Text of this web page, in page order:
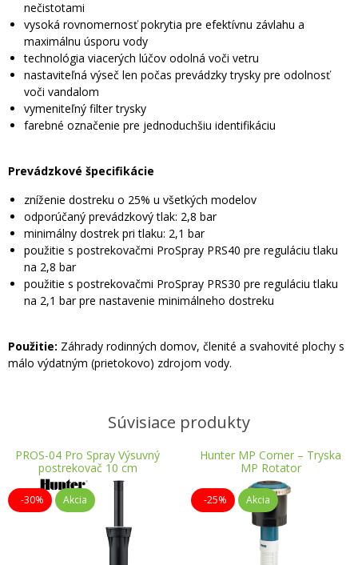
nečistotami
vysoká rovnomernosť pokrytia pre efektívnu závlahu a
maximálnu úsporu vody
technológia viacerých lúčov odolná voči vetru
nastaviteľná výseč len počas prevádzky trysky pre odolnosť
voči vandalom
vymeniteľný filter trysky
farebné označenie pre jednoduchšiu identifikáciu
Prevádzkové špecifikácie
zníženie dostreku o 25% u všetkých modelov
odporúčaný prevádzkový tlak: 2,8 bar
minimálny dostrek pri tlaku: 2,1 bar
použitie s postrekovačmi ProSpray PRS40 pre reguláciu tlaku
na 2,8 bar
použitie s postrekovačmi ProSpray PRS30 pre reguláciu tlaku
na 2,1 bar pre nastavenie minimálneho dostreku
Použitie: Záhrady rodinných domov, členité a svahovité plochy s
málo výdatným (prietokovo) zdrojom vody.
Súvisiace produkty
PROS-04 Pro Spray Výsuvný
postrekovač 10 cm
-30% Akcia
Hunter MP Corner – Tryska
MP Rotator
-25% Akcia